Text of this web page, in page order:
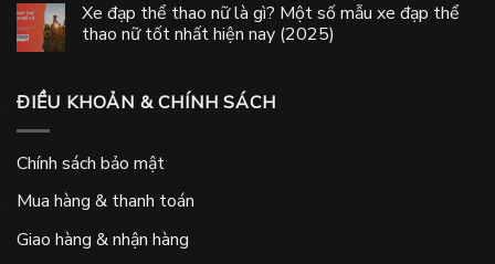
Xe đạp thể thao nữ là gì? Một số mẫu xe đạp thể
thao nữ tốt nhất hiện nay (2025)
ĐIỀU KHOẢN & CHÍNH SÁCH
Chính sách bảo mật
Mua hàng & thanh toán
Giao hàng & nhận hàng